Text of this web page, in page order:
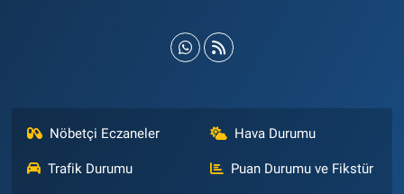
Nöbetçi Eczaneler Hava Durumu
Trafik Durumu Puan Durumu ve Fikstür